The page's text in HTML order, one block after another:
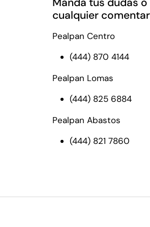
cualquier
Pealpan Centro
(444) 870 4144
Pealpan Lomas
(444) 825 6884
Pealpan Abastos
(444) 821 7860